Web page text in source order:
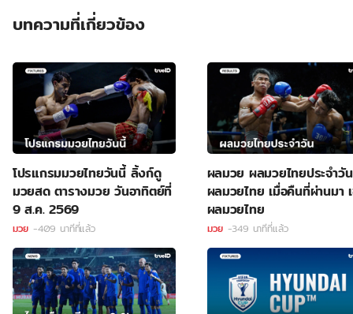
บทความที่เกี่ยวข้อง
โปรแกรมมวยไทยวันนี้ ลิ้งก์ดู
มวยสด ตารางมวย วันอาทิตย์ที่
9 ส.ค. 2569
มวย -409 นาทีที่แล้ว
ผลมวย ผลมวยไทยประจำวัน
ผลมวยไทย เมื่อคืนที่ผ่านมา
ผลมวยไทย
มวย -349 นาทีที่แล้ว